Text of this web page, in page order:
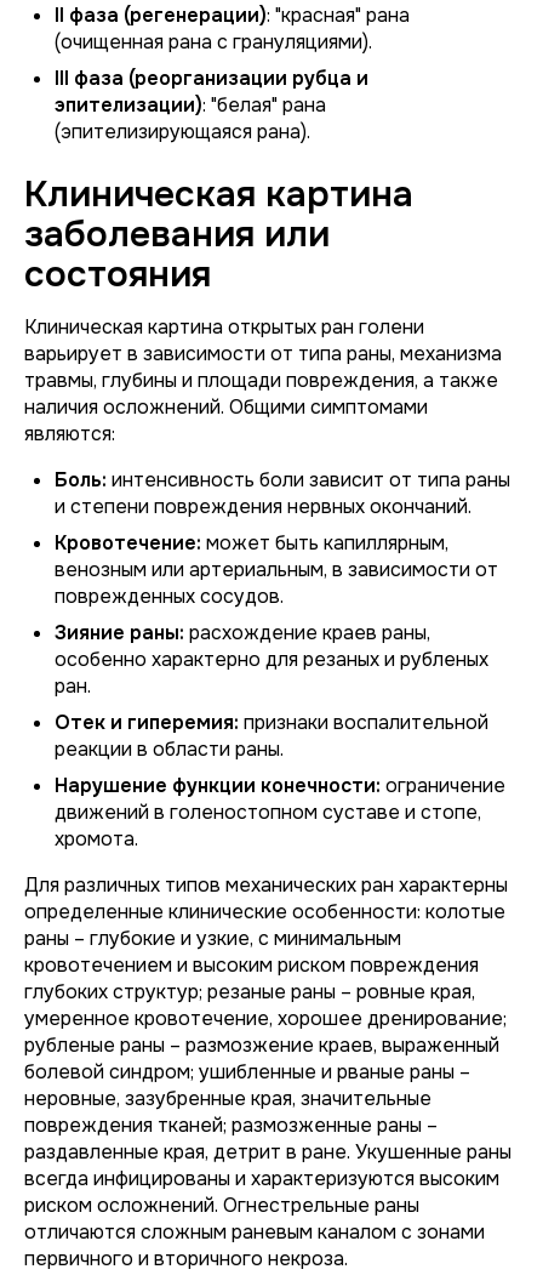
II фаза (регенерации): "красная" рана
(очищенная рана с грануляциями).
III фаза (реорганизации рубца и
эпителизации): "белая" рана
(эпителизирующаяся рана).
Клиническая картина
заболевания или
состояния
Клиническая картина открытых ран голени
варьирует в зависимости от типа раны, механизма
травмы, глубины и площади повреждения, а также
наличия осложнений. Общими симптомами
являются:
Боль: интенсивность боли зависит от типа раны
и степени повреждения нервных окончаний.
Кровотечение: может быть капиллярным,
венозным или артериальным, в зависимости от
поврежденных сосудов.
Зияние раны: расхождение краев раны,
особенно характерно для резаных и рубленых
ран.
Отек и гиперемия: признаки воспалительной
реакции в области раны.
Нарушение функции конечности: ограничение
движений в голеностопном суставе и стопе,
хромота.
Для различных типов механических ран характерны
определенные клинические особенности: колотые
раны – глубокие и узкие, с минимальным
кровотечением и высоким риском повреждения
глубоких структур; резаные раны – ровные края,
умеренное кровотечение, хорошее дренирование;
рубленые раны – размозжение краев, выраженный
болевой синдром; ушибленные и рваные раны –
неровные, зазубренные края, значительные
повреждения тканей; размозженные раны –
раздавленные края, детрит в ране. Укушенные раны
всегда инфицированы и характеризуются высоким
риском осложнений. Огнестрельные раны
отличаются сложным раневым каналом с зонами
первичного и вторичного некроза.